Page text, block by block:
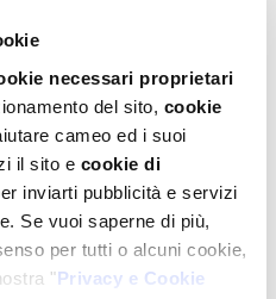
necessari proprietari
del sito, cookie
cameo ed i suoi
il sito e cookie di
inviarti pubblicità e servizi
Se vuoi saperne di più,
per tutti o alcuni cookie,
"Privacy e Cookie
la cannella
dolci a base di
mele, nei biscotti,
a base di
un aroma
e panna montata. Ne
speciale una